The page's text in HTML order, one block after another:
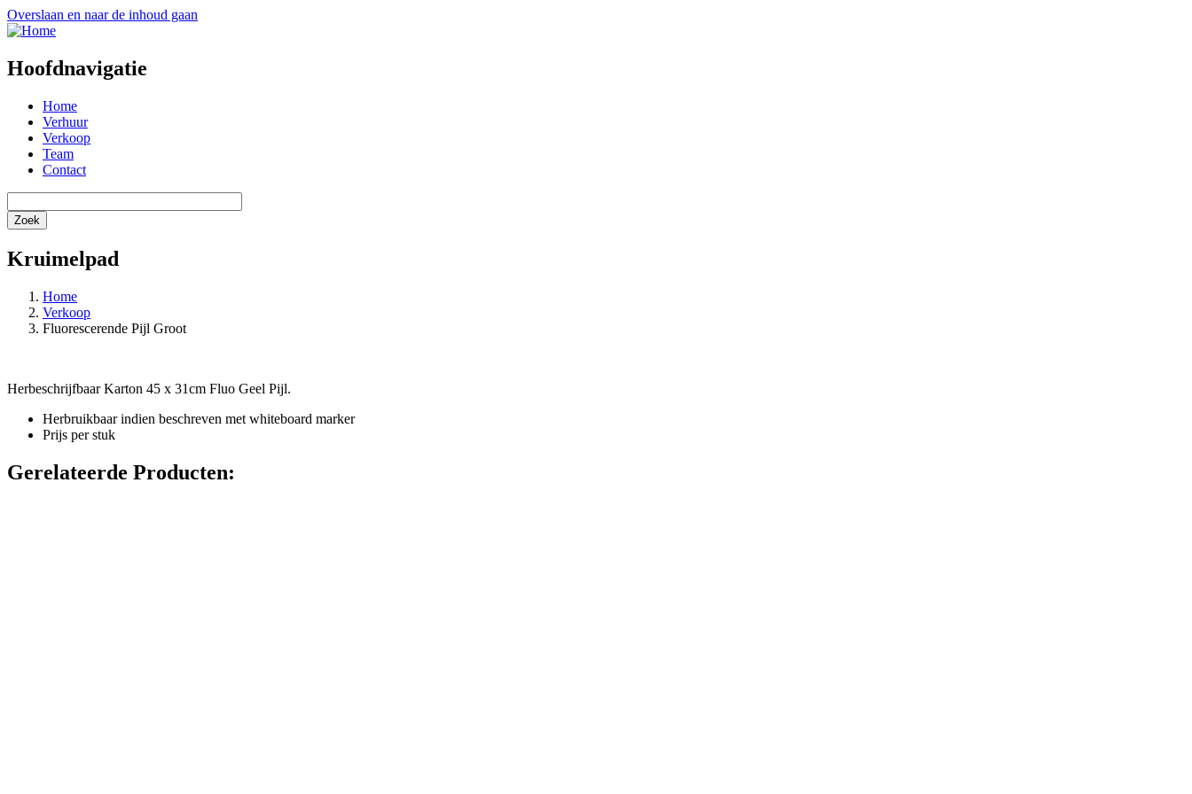
Overslaan en naar de inhoud gaan
Hoofdnavigatie
Home
Verhuur
Verkoop
Team
Contact
Kruimelpad
Home
Verkoop
Fluorescerende Pijl Groot
Herbeschrijfbaar Karton 45 x 31cm Fluo Geel Pijl.
Herbruikbaar indien beschreven met whiteboard marker
Prijs per stuk
Gerelateerde Producten: